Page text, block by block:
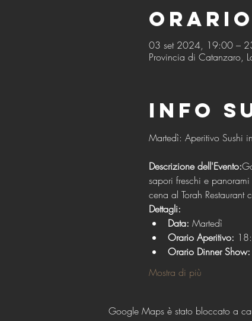
Orario
03 set 2024, 19:00 –
Provincia di Catanzaro,
Info
Descrizione dell'Evento:
sapori freschi e
cena al Torah
Dettagli:
Data: Martedì
Orario Aperitivo:
Orario Dinner Show:
Mostra di più
Google Maps è stato bloccato a